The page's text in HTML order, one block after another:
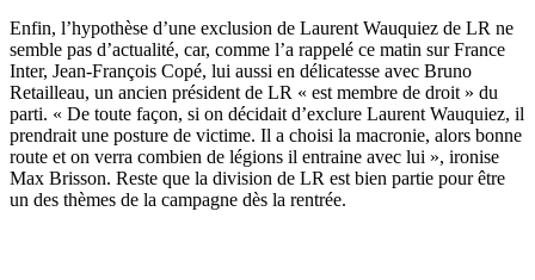
Enfin, l’hypothèse d’une exclusion de Laurent Wauquiez de LR ne
semble pas d’actualité, car, comme l’a rappelé ce matin sur France
Inter, Jean-François Copé, lui aussi en délicatesse avec Bruno
Retailleau, un ancien président de LR « est membre de droit » du
parti. « De toute façon, si on décidait d’exclure Laurent Wauquiez, il
prendrait une posture de victime. Il a choisi la macronie, alors bonne
route et on verra combien de légions il entraine avec lui », ironise
Max Brisson. Reste que la division de LR est bien partie pour être
un des thèmes de la campagne dès la rentrée.